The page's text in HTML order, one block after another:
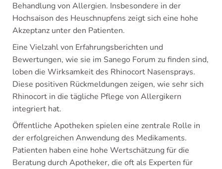
Behandlung von Allergien. Insbesondere in der
Hochsaison des Heuschnupfens zeigt sich eine hohe
Akzeptanz unter den Patienten.
Eine Vielzahl von Erfahrungsberichten und
Bewertungen, wie sie im Sanego Forum zu finden sind,
loben die Wirksamkeit des Rhinocort Nasensprays.
Diese positiven Rückmeldungen zeigen, wie sehr sich
Rhinocort in die tägliche Pflege von Allergikern
integriert hat.
Öffentliche Apotheken spielen eine zentrale Rolle in
der erfolgreichen Anwendung des Medikaments.
Patienten haben eine hohe Wertschätzung für die
Beratung durch Apotheker, die oft als Experten für